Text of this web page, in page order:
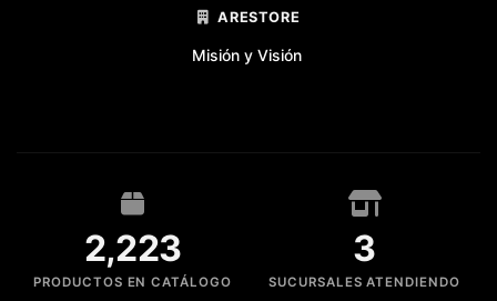
ARESTORE
Misión y Visión
2,223
PRODUCTOS EN CATÁLOGO
3
SUCURSALES ATENDIENDO